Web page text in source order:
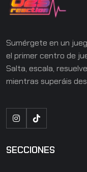
Mueve bloques
demuestra tu
Sumérgete en un
el primer centro de
Salta, escala,
mientras superáis
SECCIONES